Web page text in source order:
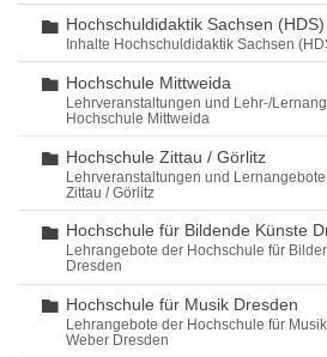
Ordner
Hochschuldidaktik Sachsen (HDS)
Inhalte Hochschuldidaktik Sachsen
Ordner
Hochschule Mittweida
Lehrveranstaltungen und Lehr-/
Hochschule Mittweida
Ordner
Hochschule Zittau / Görlitz
Lehrveranstaltungen und
Zittau / Görlitz
Ordner
Hochschule für Bildende Künste
Lehrangebote der Hochschule für
Dresden
Ordner
Hochschule für Musik Dresden
Lehrangebote der Hochschule für
Weber Dresden